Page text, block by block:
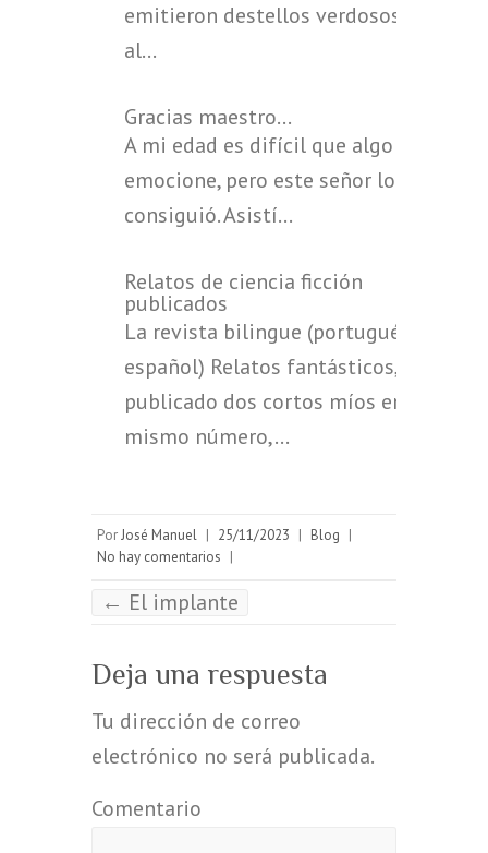
emitieron destellos verdosos
al…
Gracias maestro...
A mi edad es difícil que algo te
emocione, pero este señor lo
consiguió. Asistí…
Relatos de ciencia ficción
publicados
La revista bilingue (portugués-
español) Relatos fantásticos, ha
publicado dos cortos míos en el
mismo número,…
PorJosé Manuel | 25/11/2023 | Blog |
No hay comentarios |
← El implante
Deja una respuesta
Tu dirección de correo
electrónico no será publicada.
Comentario